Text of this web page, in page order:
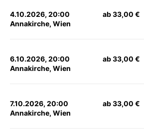
4.10.2026, 20:00
Annakirche, Wien
ab 33,00 €
6.10.2026, 20:00
Annakirche, Wien
ab 33,00 €
7.10.2026, 20:00
Annakirche, Wien
ab 33,00 €